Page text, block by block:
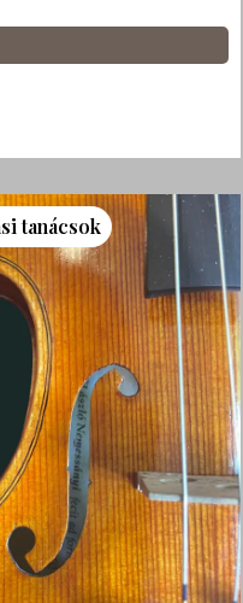
tanácsok